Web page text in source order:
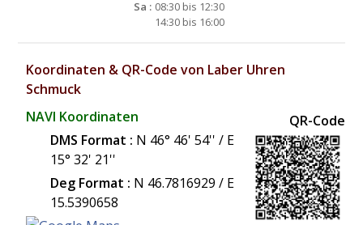
Sa : 08:30 bis 12:30
14:30 bis 16:00
Koordinaten & QR-Code von Laber Uhren
Schmuck
NAVI Koordinaten
DMS Format : N 46° 46' 54'' / E
15° 32' 21''
Deg Format : N 46.7816929 / E
15.5390658
QR-Code